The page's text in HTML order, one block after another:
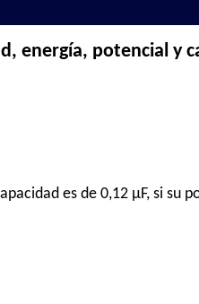
energía, potencial y
es de 0,12 µF, si su